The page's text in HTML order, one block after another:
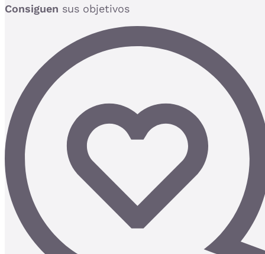
Consiguen sus objetivos